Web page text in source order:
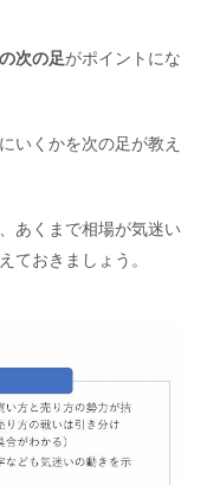
次の足がポイントにな
いくかを次の足が教え
あくまで相場が気迷い
ておきましょう。